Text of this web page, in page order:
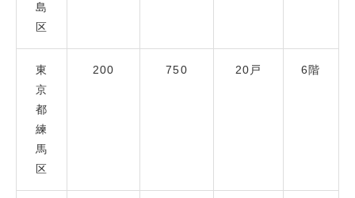
島
区
東
京
都
練
馬
区
200 750 20戸 6階